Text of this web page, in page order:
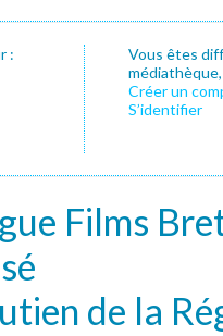
:
Vous êtes
Créer un
S’identifier
Films
de la